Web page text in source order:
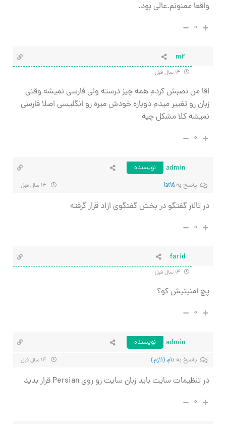
واقعا ممنونم.عالی بود.
۰
m2
اقا من نصبش کردم همه چیز درسته ولی فارسی نمیشه وقتی
زبان رو تغییر میدم دوباره خودش میره رو انگلیسی اصلا فارسی
نمیشه کلا مشکل چیه
۰
admin
نویسنده
پاسخ بهfarid
در تالار گفتگو در بخش گفتگوی ازاد قرار گرفته
۰
farid
پچ امنیتیش کو؟
۰
admin
نویسنده
پاسخ به نام (لازم)
در تنظیمات سایت باید زبان سایت رو روی Persian قرار بدید
۰